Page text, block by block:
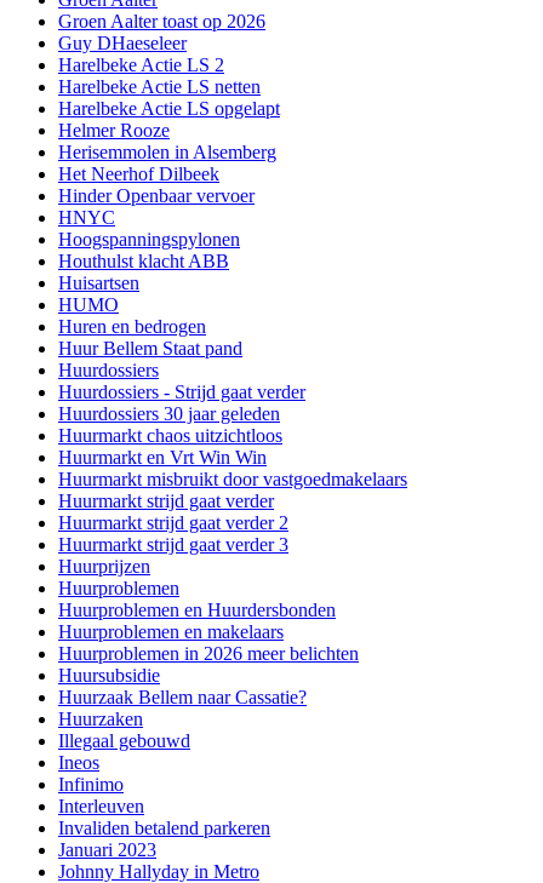
Groen Aalter toast op 2026
Guy DHaeseleer
Harelbeke Actie LS 2
Harelbeke Actie LS netten
Harelbeke Actie LS opgelapt
Helmer Rooze
Herisemmolen in Alsemberg
Het Neerhof Dilbeek
Hinder Openbaar vervoer
HNYC
Hoogspanningspylonen
Houthulst klacht ABB
Huisartsen
HUMO
Huren en bedrogen
Huur Bellem Staat pand
Huurdossiers
Huurdossiers - Strijd gaat verder
Huurdossiers 30 jaar geleden
Huurmarkt chaos uitzichtloos
Huurmarkt en Vrt Win Win
Huurmarkt misbruikt door vastgoedmakelaars
Huurmarkt strijd gaat verder
Huurmarkt strijd gaat verder 2
Huurmarkt strijd gaat verder 3
Huurprijzen
Huurproblemen
Huurproblemen en Huurdersbonden
Huurproblemen en makelaars
Huurproblemen in 2026 meer belichten
Huursubsidie
Huurzaak Bellem naar Cassatie?
Huurzaken
Illegaal gebouwd
Ineos
Infinimo
Interleuven
Invaliden betalend parkeren
Januari 2023
Johnny Hallyday in Metro